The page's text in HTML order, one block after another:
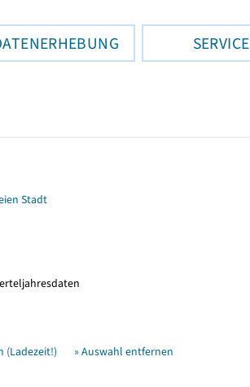
SERVICE
Stadt
(Ladezeit!) » Auswahl entfernen